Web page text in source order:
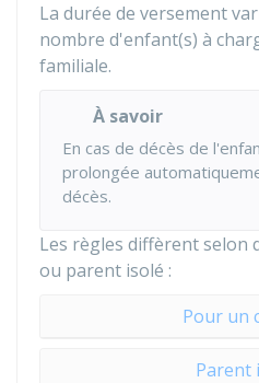
La durée de versement
nombre d'enfant(s) à
familiale.
À savoir
En cas de décès de
prolongée
décès.
Les règles diffèrent selon
ou parent isolé :
Pour un
Parent